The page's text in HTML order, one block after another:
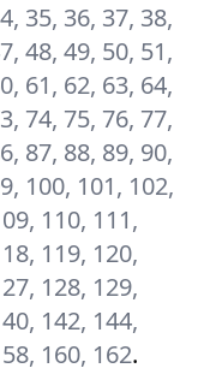
35, 36, 37, 38,
48, 49, 50, 51,
61, 62, 63, 64,
74, 75, 76, 77,
87, 88, 89, 90,
100, 101, 102,
110, 111,
119, 120,
128, 129,
142, 144,
160, 162.